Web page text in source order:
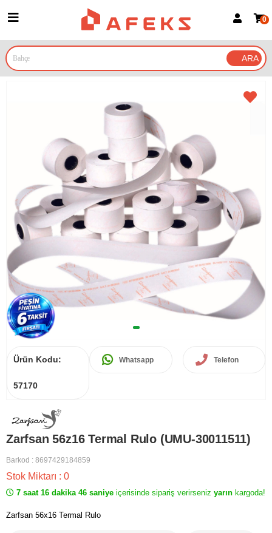
Google İle Bağlan
0
Ürün Kodu:
57170
Whatsapp Telefon
Zarfsan 56z16 Termal Rulo (UMU-30011511)
Barkod : 8697429184859
Stok Miktarı : 0
7 saat 16 dakika 46 saniye içerisinde sipariş verirseniz yarın kargoda!
Zarfsan 56x16 Termal Rulo